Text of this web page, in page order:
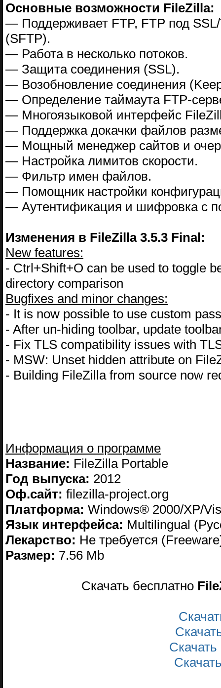
Основные возможности FileZilla:
— Поддерживает FTP, FTP под
(SFTP).
— Работа в несколько потоков.
— Защита соединения (SSL).
— Возобновление соединения
— Определение таймаута FTP-
— Многоязыковой интерфейс
— Поддержка докачки файлов
— Мощный менеджер сайтов и
— Настройка лимитов скорости.
— Фильтр имен файлов.
— Помощник настройки
— Аутентификация и шифровка с
Изменения в FileZilla 3.5.3 Final:
New features:
- Ctrl+Shift+O can be used to toggle
directory comparison
Bugfixes and minor changes:
- It is now possible to use custom
- After un-hiding toolbar, update
- Fix TLS compatibility issues with
- MSW: Unset hidden attribute on
- Building FileZilla from source now
Информация о программе
Название: FileZilla Portable
Год выпуска: 2012
Оф.сайт: filezilla-project.org
Платформа: Windows® 2000/XP/
Язык интерфейса: Multilingual
Лекарство: Не требуется
Размер: 7.56 Mb
Скачать бесплатно